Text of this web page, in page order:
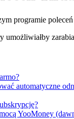
programie poleceń
umożliwiałby
automatyczne
YooMoney